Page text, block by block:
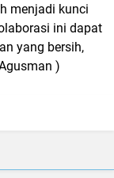
menjadi kunci
ini dapat
yang bersih,
)